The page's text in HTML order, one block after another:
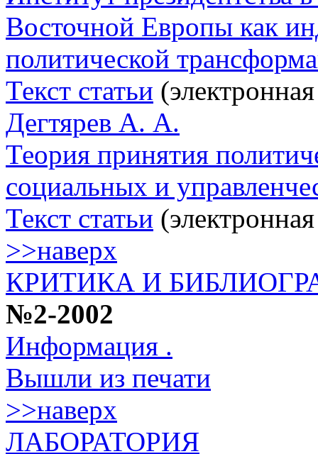
Восточной Европы как
политической
Текст статьи
Дегтярев А. А.
Теория принятия
социальных и
Текст статьи
>>наверх
КРИТИКА И
№2-2002
Информация .
Вышли из печати
>>наверх
ЛАБОРАТОРИЯ